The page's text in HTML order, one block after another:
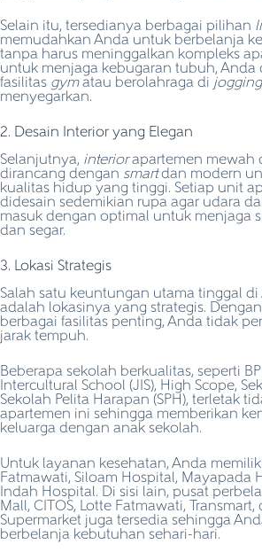
Selain itu, tersedianya berbagai pilihan
memudahkan Anda untuk berbelanja
tanpa harus meninggalkan kompleks
untuk menjaga kebugaran tubuh, Anda
fasilitas gymatau berolahraga di
menyegarkan.
2. Desain Interior yang Elegan
Selanjutnya, interiorapartemen mewah
dirancang dengan smartdan modern
kualitas hidup yang tinggi. Setiap unit
didesain sedemikian rupa agar udara
masuk dengan optimal untuk menjaga
dan segar.
3. Lokasi Strategis
Salah satu keuntungan utama tinggal di
adalah lokasinya yang strategis.
berbagai fasilitas penting, Anda tidak
jarak tempuh.
Beberapa sekolah berkualitas, seperti
Intercultural School (JIS), High Scope,
Sekolah Pelita Harapan (SPH), terletak
apartemen ini sehingga memberikan
keluarga dengan anak sekolah.
Untuk layanan kesehatan, Anda memiliki
Fatmawati, Siloam Hospital, Mayapada
Indah Hospital. Di sisi lain, pusat
Mall, CITOS, Lotte Fatmawati,
Supermarket juga tersedia sehingga
berbelanja kebutuhan sehari-hari.